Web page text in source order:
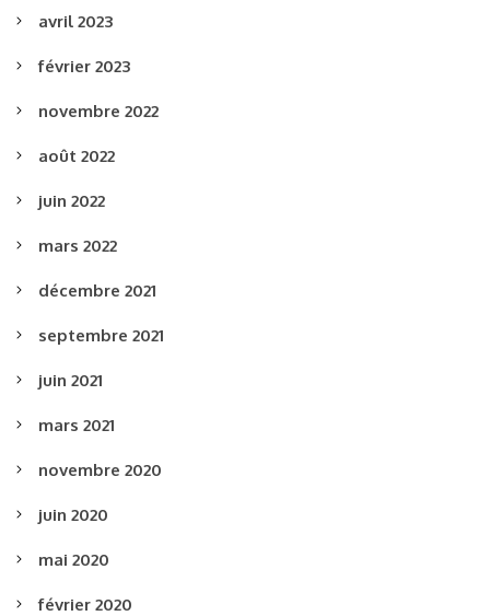
avril 2023
février 2023
novembre 2022
août 2022
juin 2022
mars 2022
décembre 2021
septembre 2021
juin 2021
mars 2021
novembre 2020
juin 2020
mai 2020
février 2020